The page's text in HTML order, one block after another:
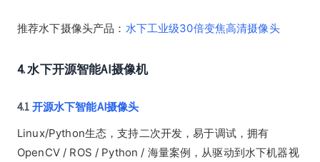
推荐水下摄像头产品： 水下工业级30倍变焦高清摄像头
4. 水下开源智能AI摄像机
4.1开源水下智能AI摄像头
Linux/Python生态，支持二次开发，易于调试，拥有
OpenCV / ROS / Python / 海量案例，从驱动到水下机器视